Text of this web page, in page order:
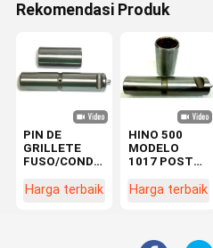
Rekomendasi Produk
PIN DE
GRILLETE
FUSO/CONDOR
¥28 X 130
Harga terbaik
HINO 500
MODELO
1017 POST
Truck Leaf
GR.8 48423-
Harga terbaik